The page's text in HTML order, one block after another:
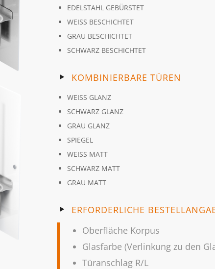
EDELSTAHL GEBÜRSTET
WEISS BESCHICHTET
GRAU BESCHICHTET
SCHWARZ BESCHICHTET
KOMBINIERBARE TÜREN
WEISS GLANZ
SCHWARZ GLANZ
GRAU GLANZ
SPIEGEL
WEISS MATT
SCHWARZ MATT
GRAU MATT
ERFORDERLICHE
Oberfläche Korpus
Glasfarbe (Verlinkung zu den
Türanschlag R/L